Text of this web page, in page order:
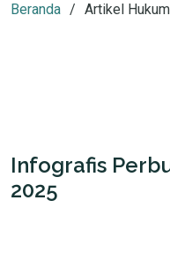
Beranda Artikel Hukum
Infografis
2025